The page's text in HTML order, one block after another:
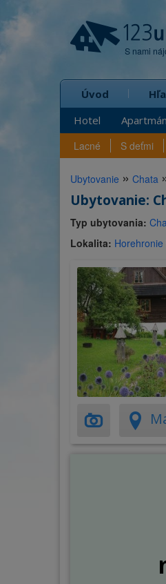
S nami
Úvod
Hotel
Apartmán
Lacné S deťmi
Ubytovanie » Chata
Ubytovanie:
Typ ubytovania:
Lokalita: Horehronie